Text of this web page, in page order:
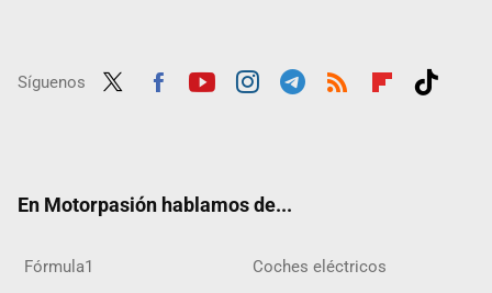
Síguenos
En Motorpasión hablamos de...
Fórmula1 Coches eléctricos